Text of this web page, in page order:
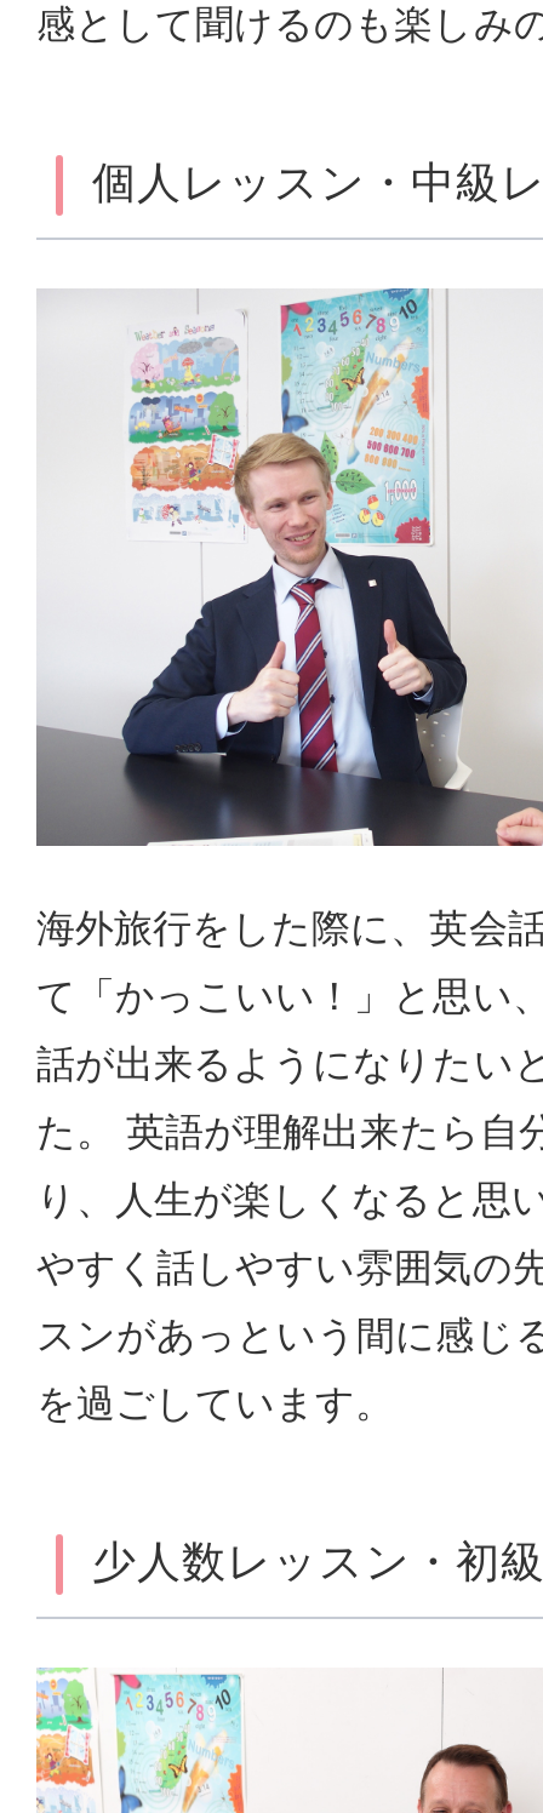
感として聞けるのも楽しみ
個人レッスン・中級
海外旅行をした際に、英会
て「かっこいい！」と思い
話が出来るようになりたい
た。 英語が理解出来たら自
り、人生が楽しくなると思
やすく話しやすい雰囲気の
スンがあっという間に感じ
を過ごしています。
少人数レッスン・初